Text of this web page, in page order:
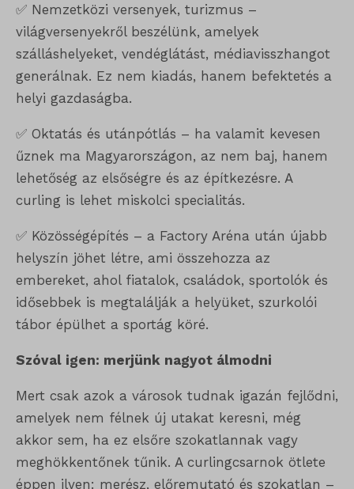
✅ Nemzetközi versenyek, turizmus –
világversenyekről beszélünk, amelyek
szálláshelyeket, vendéglátást, médiavisszhangot
generálnak. Ez nem kiadás, hanem befektetés a
helyi gazdaságba.
✅ Oktatás és utánpótlás – ha valamit kevesen
űznek ma Magyarországon, az nem baj, hanem
lehetőség az elsőségre és az építkezésre. A
curling is lehet miskolci specialitás.
✅ Közösségépítés – a Factory Aréna után újabb
helyszín jöhet létre, ami összehozza az
embereket, ahol fiatalok, családok, sportolók és
idősebbek is megtalálják a helyüket, szurkolói
tábor épülhet a sportág köré.
Szóval igen: merjünk nagyot álmodni
Mert csak azok a városok tudnak igazán fejlődni,
amelyek nem félnek új utakat keresni, még
akkor sem, ha ez elsőre szokatlannak vagy
meghökkentőnek tűnik. A curlingcsarnok ötlete
éppen ilyen: merész, előremutató és szokatlan –